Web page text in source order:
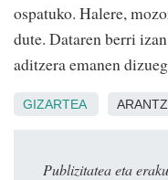
ospatuko. Halere,
dute. Dataren berri
aditzera emanen
GIZARTEA
Publizitatea eta